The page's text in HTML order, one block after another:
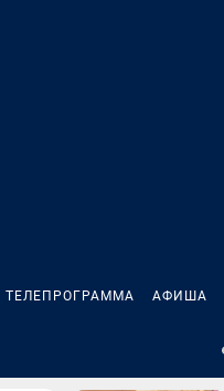
ТЕЛЕПРОГРАММА АФИША